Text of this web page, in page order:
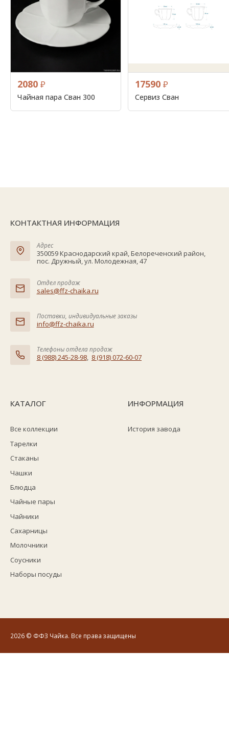
2080 ₽
Чайная пара Сван 300
17590 ₽
Сервиз Сван
КОНТАКТНАЯ ИНФОРМАЦИЯ
Адрес
350059 Краснодарский край, Белореченский район,
пос. Дружный, ул. Молодежная, 47
Отдел продаж
sales@ffz-chaika.ru
Поставки, индивидуальные заказы
info@ffz-chaika.ru
Телефоны отдела продаж
8 (988) 245-28-98, 8 (918) 072-60-07
КАТАЛОГ
Все коллекции
Тарелки
Стаканы
Чашки
Блюдца
Чайные пары
Чайники
Сахарницы
Молочники
Соусники
Наборы посуды
ИНФОРМАЦИЯ
История завода
2026© ФФЗ Чайка. Все права защищены